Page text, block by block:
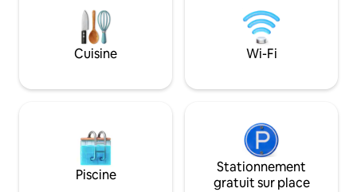
comprend une machine à laver la
vaisselle, une machine à laver et à
sécher le linge, un réfrigérateur, un
micro-ondes, une machine à café, etc.
maison est
offre tout le
séjours de courte
Cuisine Wi-Fi
Piscine
Stationnement
gratuit sur place